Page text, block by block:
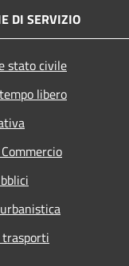
DI SERVIZIO
stato civile
libero